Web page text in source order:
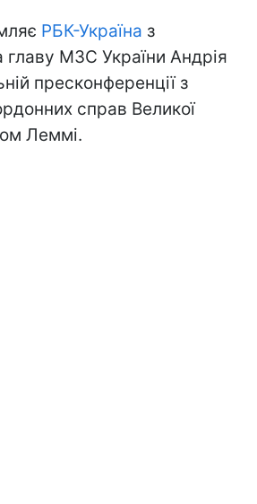
РБК-Україна з
МЗС України Андрія
пресконференції з
справ Великої
Леммі.